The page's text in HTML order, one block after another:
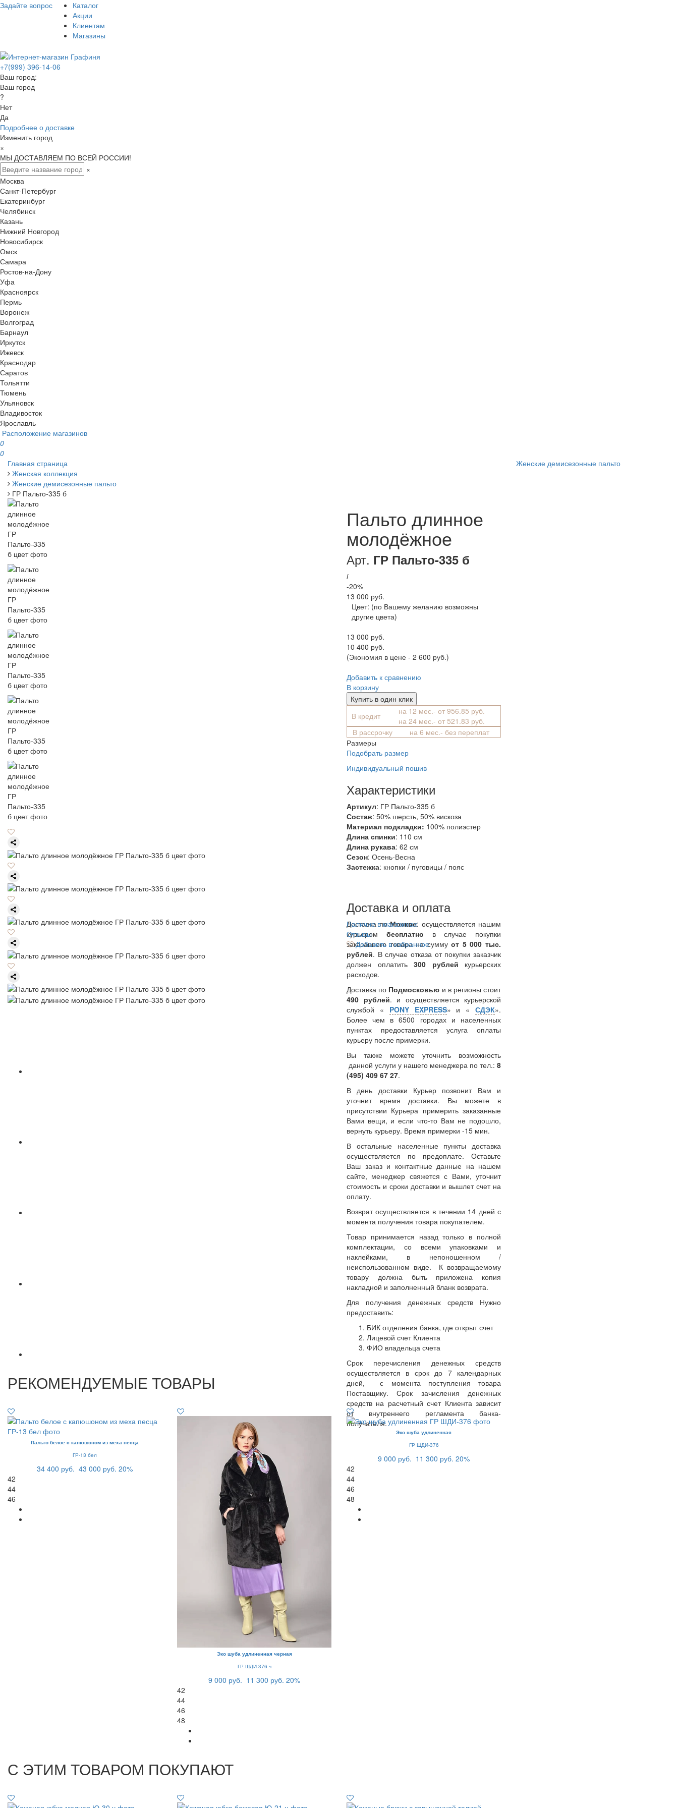
Задайте вопрос
Каталог
Акции
Клиентам
Магазины
+7(999) 396-14-06
Ваш город:
Ваш город
?
Нет
Да
Подробнее о доставке
Изменить город
×
МЫ ДОСТАВЛЯЕМ ПО ВСЕЙ РОССИИ!
×
Москва
Санкт-Петербург
Екатеринбург
Челябинск
Казань
Нижний Новгород
Новосибирск
Омск
Самара
Ростов-на-Дону
Уфа
Красноярск
Пермь
Воронеж
Волгоград
Барнаул
Иркутск
Ижевск
Краснодар
Саратов
Тольятти
Тюмень
Ульяновск
Владивосток
Ярославль
Расположение магазинов
0
0
Главная страница
Женская коллекция
Женские демисезонные пальто
ГР Пальто-335 б
Пальто длинное
молодёжное
Арт. ГР Пальто-335 б
i
-20%
13 000 руб.
Цвет: (по Вашему желанию возможны
другие цвета)
13 000 руб.
10 400 руб.
(Экономия в цене - 2 600 руб.)
Добавить к сравнению
В корзину
Купить в один клик
В кредит
на 12 мес.- от 956.85 руб.
на 24 мес.- от 521.83 руб.
В рассрочку
на 6 мес.- без переплат
Размеры
Подобрать размер
Индивидуальный пошив
Характеристики
Артикул: ГР Пальто-335 б
Состав: 50% шерсть, 50% вискоза
Материал подкладки: 100% полиэстер
Длина спинки: 110 см
Длина рукава: 62 см
Сезон: Осень-Весна
Застежка: кнопки / пуговицы / пояс
Доставка и оплата
Доставка поМоскве: осуществляется нашим
курьером бесплатно в случае покупки
заказанного товара на суммуот 5 000 тыс.
рублей. В случае отказа от покупки заказчик
должен оплатить 300 рублей курьерских
расходов.
Доставка по Подмосковью и в регионы стоит
490 рублей. и осуществляется курьерской
службой « PONY EXPRESS» и «СДЭК».
Более чем в 6500 городах и населенных
пунктах предоставляется услуга оплаты
курьеру после примерки.
Вы также можете уточнить возможность
данной услуги у нашего менеджера по тел.: 8
(495) 409 67 27.
В день доставки Курьер позвонит Вам и
уточнит время доставки. Вы можете в
присутствии Курьера примерить заказанные
Вами вещи, и если что-то Вам не подошло,
вернуть курьеру. Время примерки -15 мин.
В остальные населенные пункты доставка
осуществляется по предоплате. Оставьте
Ваш заказ и контактные данные на нашем
сайте, менеджер свяжется с Вами, уточнит
стоимость и сроки доставки и вышлет счет на
оплату.
Возврат осуществляется в течении 14 дней с
момента получения товара покупателем.
Товар принимается назад только в полной
комплектации, со всеми упаковками и
наклейками, в непоношенном /
неиспользованном виде. К возвращаемому
товару должна быть приложена копия
накладной и заполненный бланк возврата.
Для получения денежных средств Нужно
предоставить:
БИК отделения банка, где открыт счет
Лицевой счет Клиента
ФИО владельца счета
Срок перечисления денежных средств
осуществляется в срок до 7 календарных
дней, с момента поступления товара
Поставщику. Срок зачисления денежных
средств на расчетный счет Клиента зависит
от внутреннего регламента банка-
получателя.
Наличие в магазинах
Отзывы
Добавить в избранное
РЕКОМЕНДУЕМЫЕ ТОВАРЫ
Пальто белое с капюшоном из меха песца
ГР-13 бел
34 400 руб. 43 000 руб. 20%
42
44
46
Эко шуба удлиненная черная
ГР ШДИ-376 ч
9 000 руб. 11 300 руб. 20%
42
44
46
48
Эко шуба удлиненная
ГР ШДИ-376
9 000 руб. 11 300 руб. 20%
42
44
46
48
С ЭТИМ ТОВАРОМ ПОКУПАЮТ
Женские демисезонные пальто